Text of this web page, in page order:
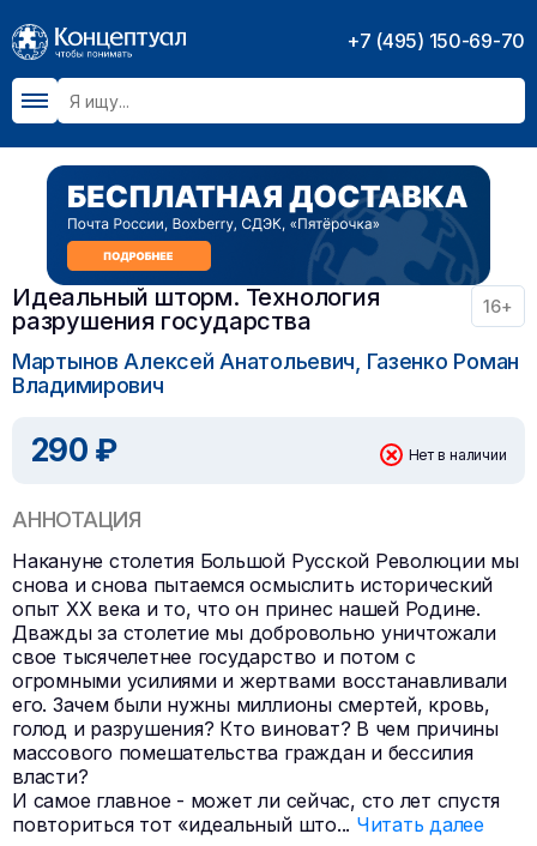
+7 (495) 150-69-70
Идеальный шторм. Технология
разрушения государства
16+
Мартынов Алексей Анатольевич, Газенко Роман
Владимирович
290 ₽ Нет в наличии
АННОТАЦИЯ
Накануне столетия Большой Русской Революции мы
снова и снова пытаемся осмыслить исторический
опыт XX века и то, что он принес нашей Родине.
Дважды за столетие мы добровольно уничтожали
свое тысячелетнее государство и потом с
огромными усилиями и жертвами восстанавливали
его. Зачем были нужны миллионы смертей, кровь,
голод и разрушения? Кто виноват? В чем причины
массового помешательства граждан и бессилия
власти?
И самое главное - может ли сейчас, сто лет спустя
повториться тот «идеальный што... Читать далее